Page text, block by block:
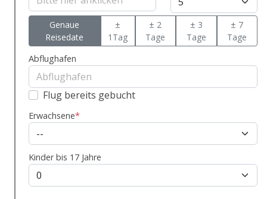
Genaue
Reisedate
±
1Tag
± 2
Tage
± 3
Tage
± 7
Tage
Abflughafen
Flug bereits gebucht
Erwachsene*
Kinder bis 17 Jahre